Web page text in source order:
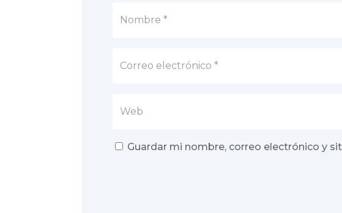
Guardar mi nombre, correo electrónico y